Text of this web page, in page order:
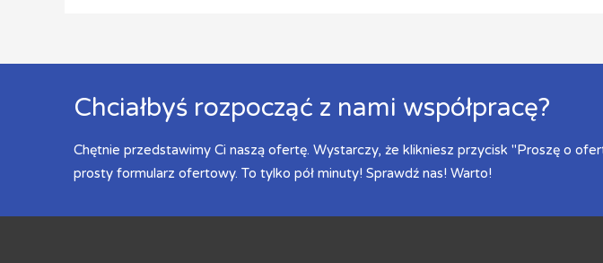
Chciałbyś rozpocząć z nami współpracę?
Chętnie przedstawimy Ci naszą ofertę. Wystarczy, że klikniesz przycisk "Proszę o
prosty formularz ofertowy. To tylko pół minuty! Sprawdź nas! Warto!